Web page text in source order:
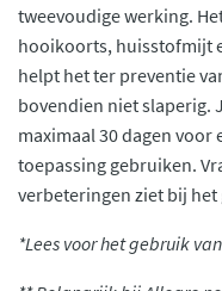
tweevoudige werking.
hooikoorts, huisstofmijt
helpt het ter preventie
bovendien niet slaperig.
maximaal 30 dagen
toepassing gebruiken.
verbeteringen ziet bij het
*Lees voor het gebruik